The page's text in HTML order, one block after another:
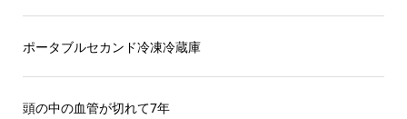
ポータブルセカンド冷凍冷蔵庫
頭の中の血管が切れて7年